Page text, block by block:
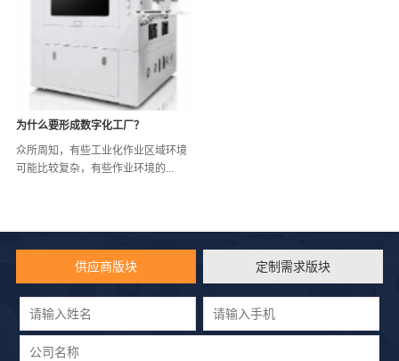
为什么要形成数字化工厂？
众所周知，有些工业化作业区域环境
可能比较复杂，有些作业环境的...
供应商版块 定制需求版块